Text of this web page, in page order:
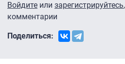
Войдите или зарегистрируйтесь
комментарии
Поделиться: